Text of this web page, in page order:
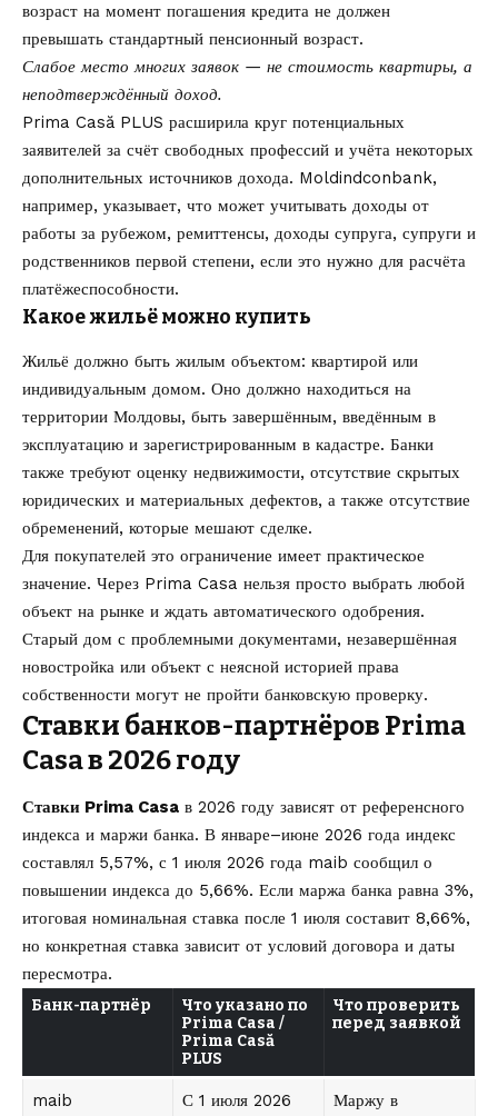
возраст на момент погашения кредита не должен
превышать стандартный пенсионный возраст.
Слабое место многих заявок — не стоимость квартиры, а
неподтверждённый доход.
Prima Casă PLUS расширила круг потенциальных
заявителей за счёт свободных профессий и учёта некоторых
дополнительных источников дохода. Moldindconbank,
например, указывает, что может учитывать доходы от
работы за рубежом, ремиттенсы, доходы супруга, супруги и
родственников первой степени, если это нужно для расчёта
платёжеспособности.
Какое жильё можно купить
Жильё должно быть жилым объектом: квартирой или
индивидуальным домом. Оно должно находиться на
территории Молдовы, быть завершённым, введённым в
эксплуатацию и зарегистрированным в кадастре. Банки
также требуют оценку недвижимости, отсутствие скрытых
юридических и материальных дефектов, а также отсутствие
обременений, которые мешают сделке.
Для покупателей это ограничение имеет практическое
значение. Через Prima Casa нельзя просто выбрать любой
объект на рынке и ждать автоматического одобрения.
Старый дом с проблемными документами, незавершённая
новостройка или объект с неясной историей права
собственности могут не пройти банковскую проверку.
Ставки банков-партнёров Prima
Casa в 2026 году
Ставки Prima Casa в 2026 году зависят от референсного
индекса и маржи банка. В январе–июне 2026 года индекс
составлял 5,57%, с 1 июля 2026 года maib сообщил о
повышении индекса до 5,66%. Если маржа банка равна 3%,
итоговая номинальная ставка после 1 июля составит 8,66%,
но конкретная ставка зависит от условий договора и даты
пересмотра.
Банк-партнёр
Что указано по
Prima Casa /
Prima Casă
PLUS
Что проверить
перед заявкой
maib
С 1 июля 2026
Маржу в